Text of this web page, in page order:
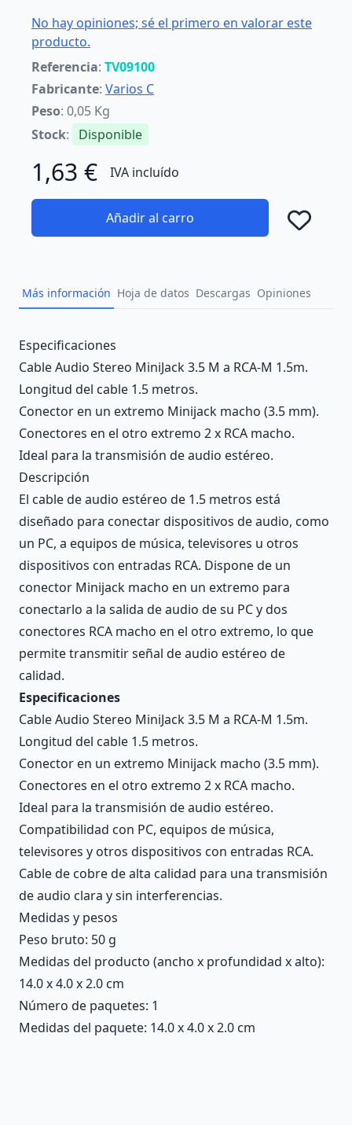
No hay opiniones; sé el primero en valorar este
producto.
Referencia: TV09100
Fabricante: Varios C
Peso: 0,05 Kg
Stock: Disponible
1,63 € IVA incluído
Añadir al carro
Más información Hoja de datos Descargas Opiniones
Description
Especificaciones
Cable Audio Stereo MiniJack 3.5 M a RCA-M 1.5m.
Longitud del cable 1.5 metros.
Conector en un extremo Minijack macho (3.5 mm).
Conectores en el otro extremo 2 x RCA macho.
Ideal para la transmisión de audio estéreo.
Descripción
El cable de audio estéreo de 1.5 metros está
diseñado para conectar dispositivos de audio, como
un PC, a equipos de música, televisores u otros
dispositivos con entradas RCA. Dispone de un
conector Minijack macho en un extremo para
conectarlo a la salida de audio de su PC y dos
conectores RCA macho en el otro extremo, lo que
permite transmitir señal de audio estéreo de
calidad.
Especificaciones
Cable Audio Stereo MiniJack 3.5 M a RCA-M 1.5m.
Longitud del cable 1.5 metros.
Conector en un extremo Minijack macho (3.5 mm).
Conectores en el otro extremo 2 x RCA macho.
Ideal para la transmisión de audio estéreo.
Compatibilidad con PC, equipos de música,
televisores y otros dispositivos con entradas RCA.
Cable de cobre de alta calidad para una transmisión
de audio clara y sin interferencias.
Medidas y pesos
Peso bruto: 50 g
Medidas del producto (ancho x profundidad x alto):
14.0 x 4.0 x 2.0 cm
Número de paquetes: 1
Medidas del paquete: 14.0 x 4.0 x 2.0 cm